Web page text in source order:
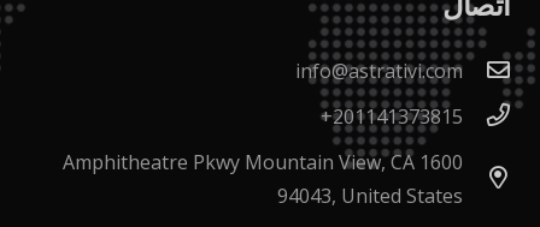
info@astrativi.com
201141373815+
1600 Amphitheatre Pkwy Mountain View, CA
94043, United States